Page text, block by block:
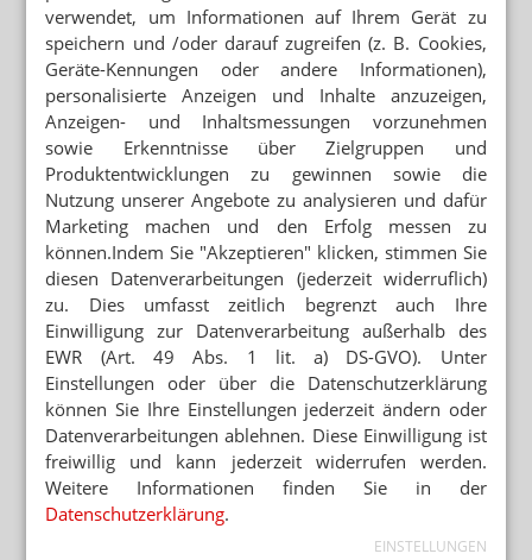
verwendet, um Informationen auf Ihrem Gerät zu
speichern und /oder darauf zugreifen (z. B. Cookies,
Geräte-Kennungen oder andere Informationen),
personalisierte Anzeigen und Inhalte anzuzeigen,
Anzeigen- und Inhaltsmessungen vorzunehmen
sowie Erkenntnisse über Zielgruppen und
Produktentwicklungen zu gewinnen sowie die
Nutzung unserer Angebote zu analysieren und dafür
Marketing machen und den Erfolg messen zu
können.Indem Sie "Akzeptieren" klicken, stimmen Sie
diesen Datenverarbeitungen (jederzeit widerruflich)
zu. Dies umfasst zeitlich begrenzt auch Ihre
Einwilligung zur Datenverarbeitung außerhalb des
EWR (Art. 49 Abs. 1 lit. a) DS-GVO). Unter
Einstellungen oder über die Datenschutzerklärung
können Sie Ihre Einstellungen jederzeit ändern oder
Datenverarbeitungen ablehnen. Diese Einwilligung ist
freiwillig und kann jederzeit widerrufen werden.
Weitere Informationen finden Sie in der
Datenschutzerklärung.
EINSTELLUNGEN